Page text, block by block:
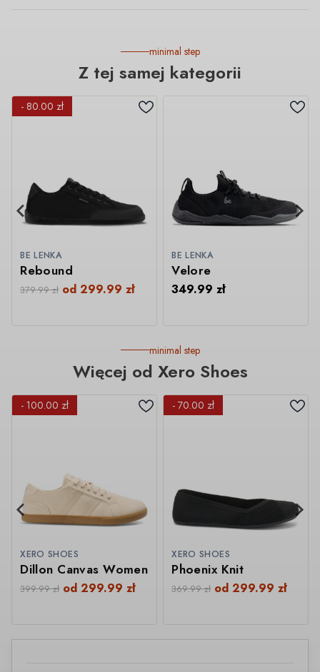
minimal step
Z tej samej kategorii
- 80.00 zł
BE LENKA
Rebound
379.99zł od299.99zł
BE LENKA
Velore
349.99zł
minimal step
Więcej od Xero Shoes
- 100.00 zł
XERO SHOES
Dillon Canvas Women
399.99zł od299.99zł
- 70.00 zł
XERO SHOES
Phoenix Knit
369.99zł od299.99zł